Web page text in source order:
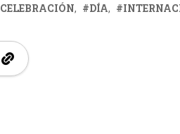
CELEBRACIÓN DÍA